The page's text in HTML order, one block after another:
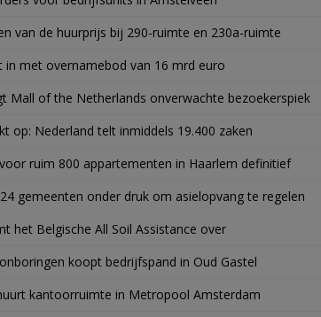
van de huurprijs bij 290-ruimte en 230a-ruimte
in met overnamebod van 16 mrd euro
Mall of the Netherlands onverwachte bezoekerspiek
op: Nederland telt inmiddels 19.400 zaken
ruim 800 appartementen in Haarlem definitief
gemeenten onder druk om asielopvang te regelen
het Belgische All Soil Assistance over
koopt bedrijfspand in Oud Gastel
kantoorruimte in Metropool Amsterdam